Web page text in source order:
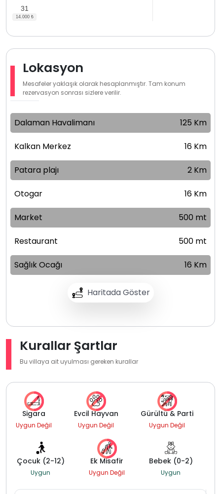
31
Lokasyon
Mesafeler yaklaşık olarak hesaplanmıştır. Tam konum
rezervasyon sonrası sizlere verilir.
Haritada Göster
Dalaman Havalimanı 125 Km
Kalkan Merkez 16 Km
Patara plajı 2 Km
Otogar 16 Km
Market 500 mt
Restaurant 500 mt
Sağlık Ocağı 16 Km
Kurallar Şartlar
Bu villaya ait uyulması gereken kurallar
Sigara
Uygun Değil
Evcil Hayvan
Uygun Değil
Gürültü & Parti
Uygun Değil
Çocuk (2-12)
Uygun
Ek Misafir
Uygun Değil
Bebek (0-2)
Uygun